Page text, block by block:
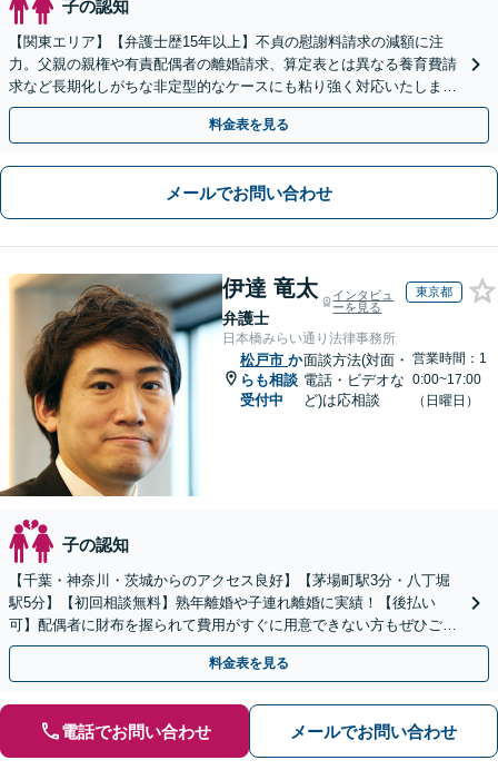
子の認知
【関東エリア】【弁護士歴15年以上】不貞の慰謝料請求の減額に注
力。父親の親権や有責配偶者の離婚請求、算定表とは異なる養育費請
求など長期化しがちな非定型的なケースにも粘り強く対応いたしま
す。【初回相談30分無料】【休日・夜間相談可】
料金表を見る
メールでお問い合わせ
伊達 竜太
弁護士
インタビュ
ーを見る
東京都
日本橋みらい通り法律事務所
松戸市 か
らも相談
受付中
面談方法(対面・
電話・ビデオな
ど)は応相談
営業時間：1
0:00~17:00
（日曜日）
子の認知
【千葉・神奈川・茨城からのアクセス良好】【茅場町駅3分・八丁堀
駅5分】【初回相談無料】熟年離婚や子連れ離婚に実績！【後払い
可】配偶者に財布を握られて費用がすぐに用意できない方もぜひご相
談ください。子の連れ去りや婚姻費用の請求も直ちに対応。
料金表を見る
電話でお問い合わせ メールでお問い合わせ